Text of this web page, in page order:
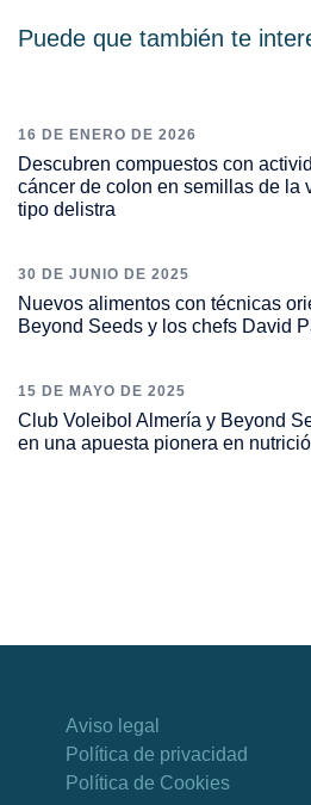
Puede que también te
16 DE ENERO DE 2026
Descubren compuestos con
cáncer de colon en semillas de la
tipo delistra
30 DE JUNIO DE 2025
Nuevos alimentos con técnicas
Beyond Seeds y los chefs David
15 DE MAYO DE 2025
Club Voleibol Almería y Beyond
en una apuesta pionera en
Aviso legal
Política de privacidad
Política de Cookies